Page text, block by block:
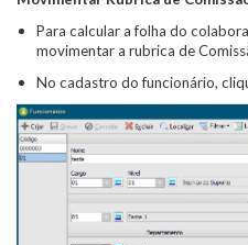
Para calcular a folha do
movimentar a rubrica de
No cadastro do funcionário,